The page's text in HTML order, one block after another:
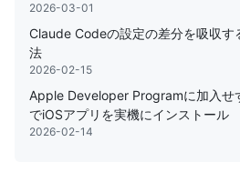
2026-03-01
Claude Codeの設定の差分を吸収
法
2026-02-15
Apple Developer Programに加入
でiOSアプリを実機にインストール
2026-02-14